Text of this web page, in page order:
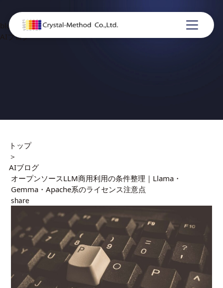
blog
AIブログ
トップ
＞
AIブログ
オープンソースLLM商用利用の条件整理｜Llama・
Gemma・Apache系のライセンス注意点
share